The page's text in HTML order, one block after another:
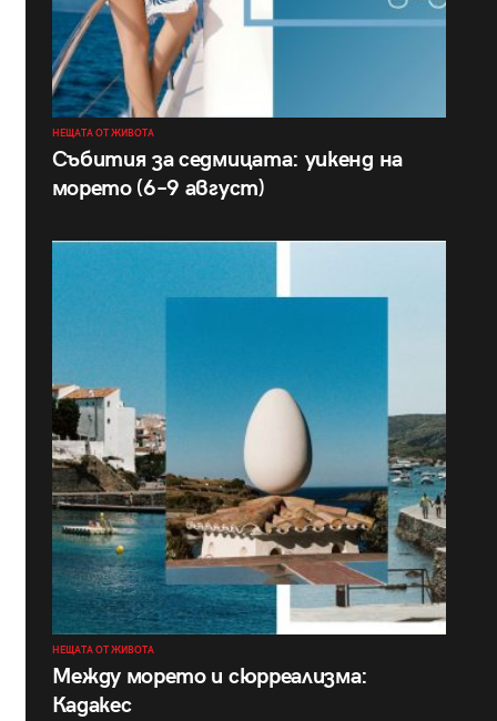
НЕЩАТА ОТ ЖИВОТА
Събития за седмицата: уикенд на
морето (6–9 август)
НЕЩАТА ОТ ЖИВОТА
Между морето и сюрреализма:
Кадакес